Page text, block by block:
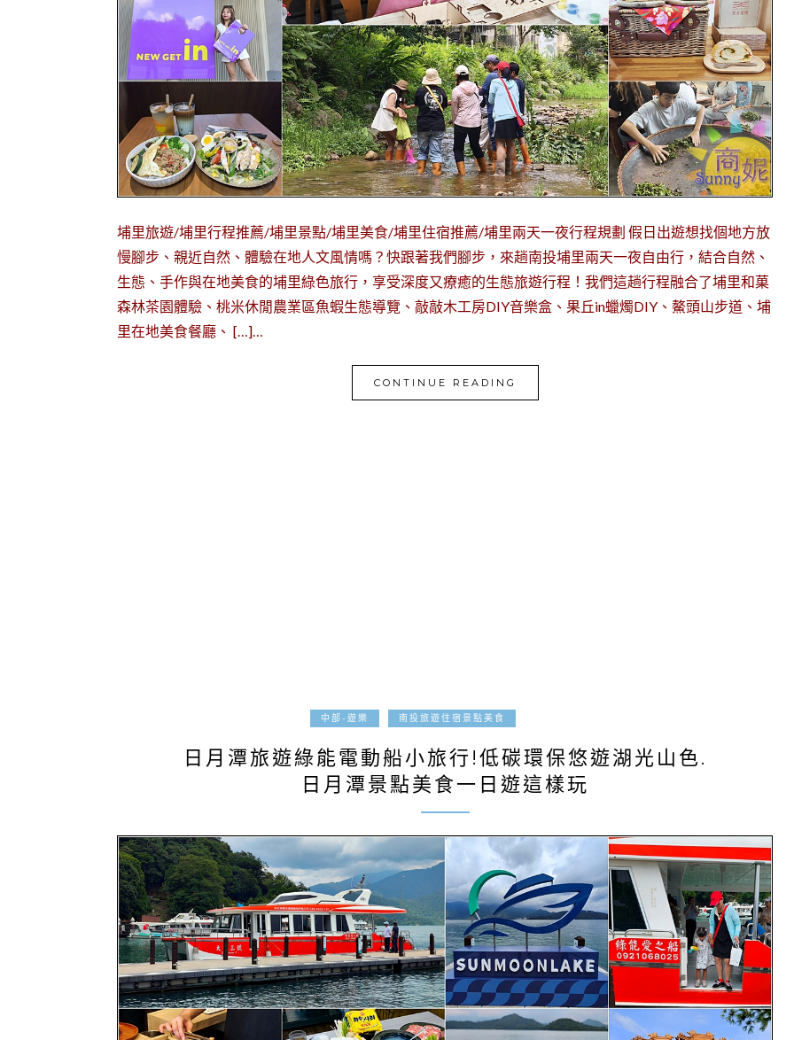
埔里旅遊/埔里行程推薦/埔里景點/埔里美食/埔里住宿推薦/埔里兩天一夜行程規劃 假日出遊想找個地方放
慢腳步、親近自然、體驗在地人文風情嗎？快跟著我們腳步，來趟南投埔里兩天一夜自由行，結合自然、
生態、手作與在地美食的埔里綠色旅行，享受深度又療癒的生態旅遊行程！我們這趟行程融合了埔里和菓
森林茶園體驗、桃米休閒農業區魚蝦生態導覽、敲敲木工房DIY音樂盒、果丘in蠟燭DIY、鰲頭山步道、埔
里在地美食餐廳、 […]…
CONTINUE READING
中部-遊樂 南投旅遊住宿景點美食
日月潭旅遊綠能電動船小旅行!低碳環保悠遊湖光山色.
日月潭景點美食一日遊這樣玩